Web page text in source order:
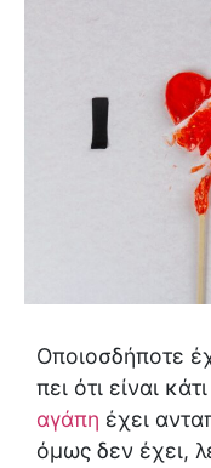
Οποιοσδήποτε
πει ότι είναι
αγάπη έχει
όμως δεν έχει,